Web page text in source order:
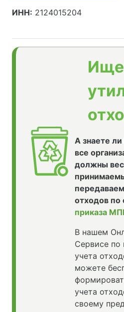
ИНН: 2124015204
А знаете
все
должны
отходов
приказа
В нашем
Сервисе по
учета
можете
учета
своему